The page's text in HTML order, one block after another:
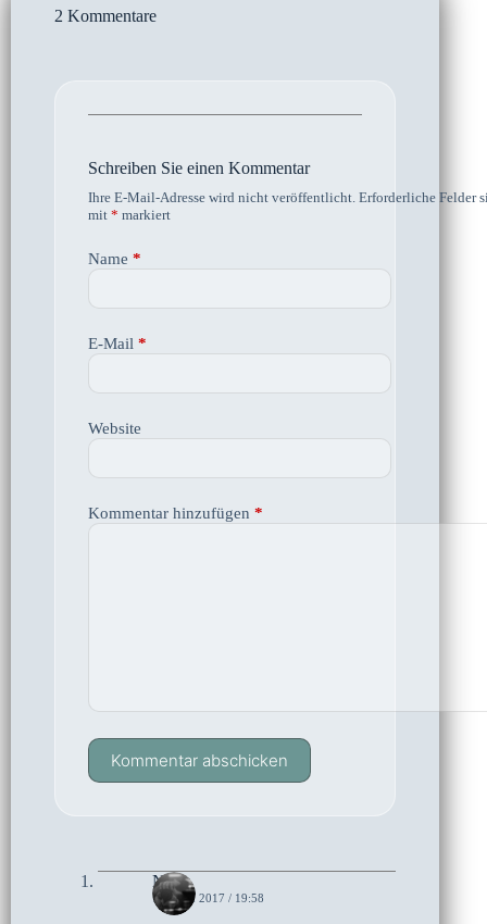
2 Kommentare
Schreiben Sie einen Kommentar
Ihre E-Mail-Adresse wird nicht veröffentlicht. Erforderliche Felder
mit * markiert
Name *
E-Mail *
Website
Kommentar hinzufügen *
Kommentar abschicken
Netty
14. MAI 2017 / 19:58